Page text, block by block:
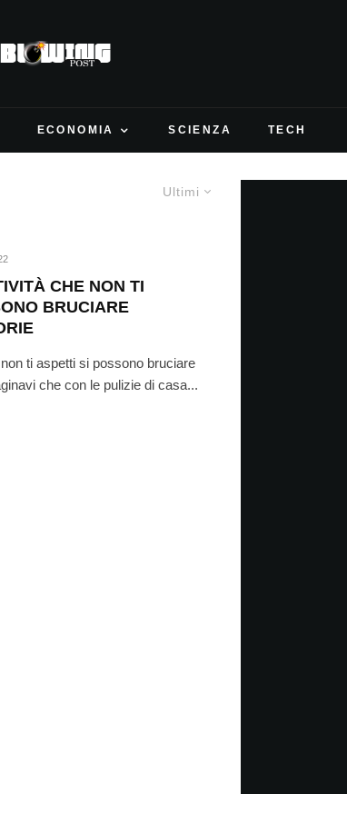
ECONOMIA SCIENZA TECH
Ultimi
CHE NON TI
BRUCIARE
ti aspetti si possono bruciare
che con le pulizie di casa...